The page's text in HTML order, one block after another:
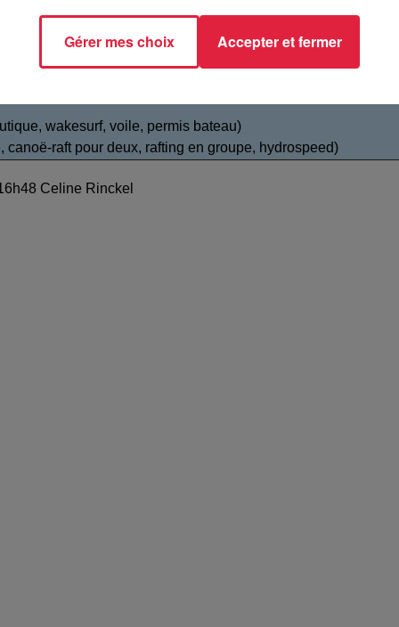
wakesurf, voile, permis bateau)
raft pour deux, rafting en groupe, hydrospeed)
Celine Rinckel
Gérer mes choix Accepter et fermer